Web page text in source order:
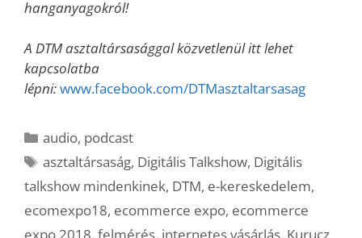
hanganyagokról!
A DTM asztaltársasággal közvetlenül itt lehet
kapcsolatba
lépni:www.facebook.com/DTMasztaltarsasag
Kategória
audio, podcast
Címkék
asztaltársaság, Digitális Talkshow, Digitális
talkshow mindenkinek, DTM, e-kereskedelem,
ecomexpo18, ecommerce expo, ecommerce